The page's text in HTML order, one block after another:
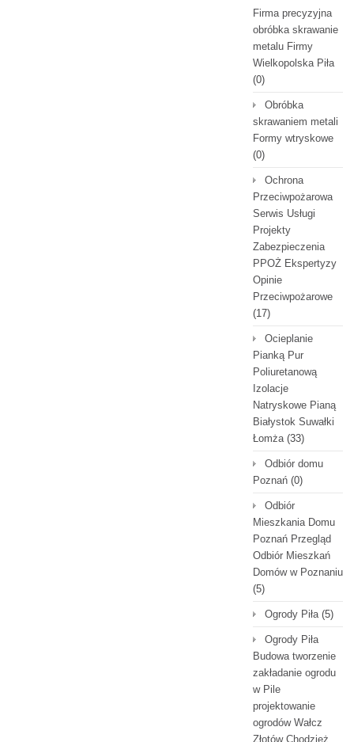
Firma precyzyjna
obróbka skrawanie
metalu Firmy
Wielkopolska Piła
(0)
Obróbka
skrawaniem metali
Formy wtryskowe
(0)
Ochrona
Przeciwpożarowa
Serwis Usługi
Projekty
Zabezpieczenia
PPOŻ Ekspertyzy
Opinie
Przeciwpożarowe
(17)
Ocieplanie
Pianką Pur
Poliuretanową
Izolacje
Natryskowe Pianą
Białystok Suwałki
Łomża(33)
Odbiór domu
Poznań (0)
Odbiór
Mieszkania Domu
Poznań Przegląd
Odbiór Mieszkań
Domów w Poznaniu
(5)
Ogrody Piła(5)
Ogrody Piła
Budowa tworzenie
zakładanie ogrodu
w Pile
projektowanie
ogrodów Wałcz
Złotów Chodzież